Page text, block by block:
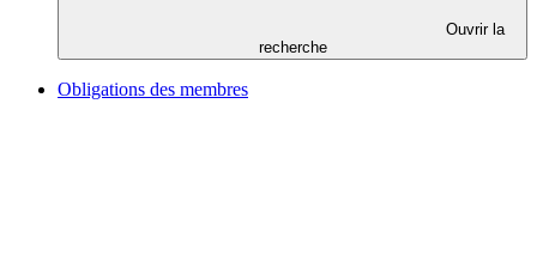
Ouvrir la
recherche
Obligations des membres